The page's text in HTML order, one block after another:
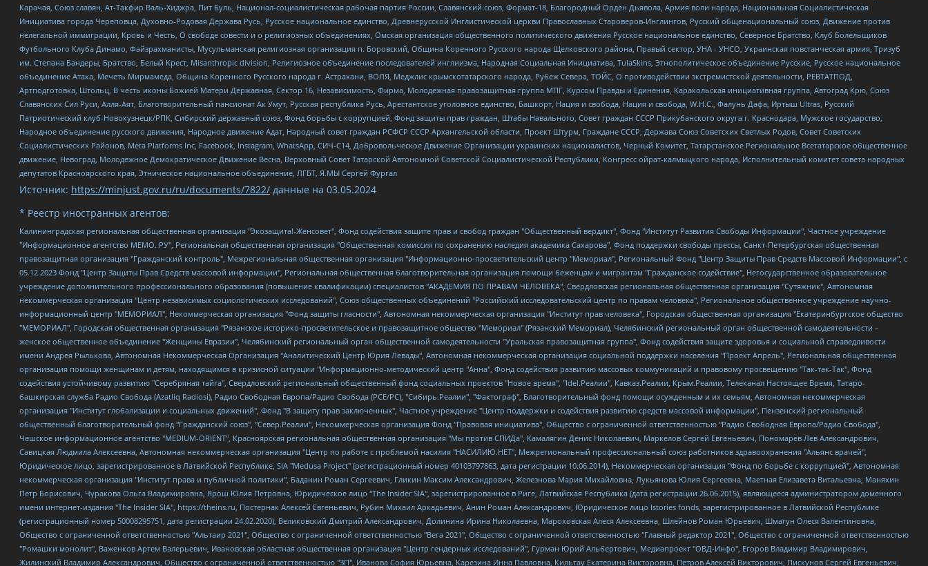
Карачая, Союз славян, Ат-Такфир Валь-Хиджра, Пит Буль, Национал-социалистическая рабочая партия России, Славянский союз, Формат-18, Благородный Орден Дьявола, Армия воли народа, Национальная Социалистическая
Инициатива города Череповца, Духовно-Родовая Держава Русь, Русское национальное единство, Древнерусской Инглистической церкви Православных Староверов-Инглингов, Русский общенациональный союз, Движение против
нелегальной иммиграции, Кровь и Честь, О свободе совести и о религиозных объединениях, Омская организация общественного политического движения Русское национальное единство, Северное Братство, Клуб Болельщиков
Футбольного Клуба Динамо, Файзрахманисты, Мусульманская религиозная организация п. Боровский, Община Коренного Русского народа Щелковского района, Правый сектор, УНА - УНСО, Украинская повстанческая армия, Тризуб
им. Степана Бандеры, Братство, Белый Крест, Misanthropic division, Религиозное объединение последователей инглиизма, Народная Социальная Инициатива, TulaSkins, Этнополитическое объединение Русские, Русское национальное
объединение Атака, Мечеть Мирмамеда, Община Коренного Русского народа г. Астрахани, ВОЛЯ, Меджлис крымскотатарского народа, Рубеж Севера, ТОЙС, О противодействии экстремистской деятельности, РЕВТАТПОД,
Артподготовка, Штольц, В честь иконы Божией Матери Державная, Сектор 16, Независимость, Фирма, Молодежная правозащитная группа МПГ, Курсом Правды и Единения, Каракольская инициативная группа, Автоград Крю, Союз
Славянских Сил Руси, Алля-Аят, Благотворительный пансионат Ак Умут, Русская республика Русь, Арестантское уголовное единство, Башкорт, Нация и свобода, Нация и свобода, W.H.С., Фалунь Дафа, Иртыш Ultras, Русский
Патриотический клуб-Новокузнецк/РПК, Сибирский державный союз, Фонд борьбы с коррупцией, Фонд защиты прав граждан, Штабы Навального, Совет граждан СССР Прикубанского округа г. Краснодара, Мужское государство,
Народное объединение русского движения, Народное движение Адат, Народный совет граждан РСФСР СССР Архангельской области, Проект Штурм, Граждане СССР, Держава Союз Советских Светлых Родов, Совет Советских
Социалистических Районов, Meta Platforms Inc, Facebook, Instagram, WhatsApp, СИЧ-С14, Добровольческое Движение Организации украинских националистов, Черный Комитет, Татарстанское Региональное Всетатарское общественное
движение, Невоград, Молодежное Демократическое Движение Весна, Верховный Совет Татарской Автономной Советской Социалистической Республики, Конгресс ойрат-калмыцкого народа, Исполнительный комитет совета народных
депутатов Красноярского края, Этническое национальное объединение, ЛГБТ, Я.МЫ Сергей Фургал
Источник: https://minjust.gov.ru/ru/documents/7822/ данные на 03.05.2024
* Реестр иностранных агентов:
Калининградская региональная общественная организация "Экозащита!-Женсовет", Фонд содействия защите прав и свобод граждан "Общественный вердикт", Фонд "Институт Развития Свободы Информации", Частное учреждение "Информационное агентство МЕМО. РУ", Региональная общественная организация "Общественная комиссия по сохранению наследия академика Сахарова", Фонд поддержки свободы прессы, Санкт-Петербургская общественная правозащитная организация "Гражданский контроль", Межрегиональная общественная организация "Информационно-просветительский центр "Мемориал", Региональный Фонд "Центр Защиты Прав Средств Массовой Информации", с 05.12.2023 Фонд "Центр Защиты Прав Средств массовой информации", Региональная общественная благотворительная организация помощи беженцам и мигрантам "Гражданское содействие", Негосударственное образовательное учреждение дополнительного профессионального образования (повышение квалификации) специалистов "АКАДЕМИЯ ПО ПРАВАМ ЧЕЛОВЕКА", Свердловская региональная общественная организация "Сутяжник", Автономная некоммерческая организация "Центр независимых социологических исследований", Союз общественных объединений "Российский исследовательский центр по правам человека", Региональное общественное учреждение научно-информационный центр "МЕМОРИАЛ", Некоммерческая организация "Фонд защиты гласности", Автономная некоммерческая организация "Институт прав человека", Городская общественная организация "Екатеринбургское общество "МЕМОРИАЛ", Городская общественная организация "Рязанское историко-просветительское и правозащитное общество "Мемориал" (Рязанский Мемориал), Челябинский региональный орган общественной самодеятельности – женское общественное объединение "Женщины Евразии", Челябинский региональный орган общественной самодеятельности "Уральская правозащитная группа", Фонд содействия защите здоровья и социальной справедливости имени Андрея Рылькова, Автономная Некоммерческая Организация "Аналитический Центр Юрия Левады", Автономная некоммерческая организация социальной поддержки населения "Проект Апрель", Региональная общественная организация помощи женщинам и детям, находящимся в кризисной ситуации "Информационно-методический центр "Анна", Фонд содействия развитию массовых коммуникаций и правовому просвещению "Так-так-Так", Фонд содействия устойчивому развитию "Серебряная тайга", Свердловский региональный общественный фонд социальных проектов "Новое время", "Idel.Реалии", Кавказ.Реалии, Крым.Реалии, Телеканал Настоящее Время, Татаро-башкирская служба Радио Свобода (Azatliq Radiosi), Радио Свободная Европа/Радио Свобода (PCE/PC), "Сибирь.Реалии", "Фактограф", Благотворительный фонд помощи осужденным и их семьям, Автономная некоммерческая организация "Институт глобализации и социальных движений", Фонд "В защиту прав заключенных", Частное учреждение "Центр поддержки и содействия развитию средств массовой информации", Пензенский региональный общественный благотворительный фонд "Гражданский союз", "Север.Реалии", Некоммерческая организация Фонд "Правовая инициатива", Общество с ограниченной ответственностью "Радио Свободная Европа/Радио Свобода", Чешское информационное агентство "MEDIUM-ORIENT", Красноярская региональная общественная организация "Мы против СПИДа", Камалягин Денис Николаевич, Маркелов Сергей Евгеньевич, Пономарев Лев Александрович, Савицкая Людмила Алексеевна, Автономная некоммерческая организация "Центр по работе с проблемой насилия "НАСИЛИЮ.НЕТ", Межрегиональный профессиональный союз работников здравоохранения "Альянс врачей", Юридическое лицо, зарегистрированное в Латвийской Республике, SIA "Medusa Project" (регистрационный номер 40103797863, дата регистрации 10.06.2014), Некоммерческая организация "Фонд по борьбе с коррупцией", Автономная некоммерческая организация "Институт права и публичной политики", Баданин Роман Сергеевич, Гликин Максим Александрович, Железнова Мария Михайловна, Лукьянова Юлия Сергеевна, Маетная Елизавета Витальевна, Маняхин Петр Борисович, Чуракова Ольга Владимировна, Ярош Юлия Петровна, Юридическое лицо "The Insider SIA", зарегистрированное в Риге, Латвийская Республика (дата регистрации 26.06.2015), являющееся администратором доменного имени интернет-издания "The Insider SIA", https://theins.ru, Постернак Алексей Евгеньевич, Рубин Михаил Аркадьевич, Анин Роман Александрович, Юридическое лицо Istories fonds, зарегистрированное в Латвийской Республике (регистрационный номер 50008295751, дата регистрации 24.02.2020), Великовский Дмитрий Александрович, Долинина Ирина Николаевна, Мароховская Алеся Алексеевна, Шлейнов Роман Юрьевич, Шмагун Олеся Валентиновна, Общество с ограниченной ответственностью "Альтаир 2021", Общество с ограниченной ответственностью "Вега 2021", Общество с ограниченной ответственностью "Главный редактор 2021", Общество с ограниченной ответственностью "Ромашки монолит", Важенков Артем Валерьевич, Ивановская областная общественная организация "Центр гендерных исследований", Гурман Юрий Альбертович, Медиапроект "ОВД-Инфо", Егоров Владимир Владимирович, Жилинский Владимир Александрович, Общество с ограниченной ответственностью "ЗП", Иванова София Юрьевна, Карезина Инна Павловна, Кильтау Екатерина Викторовна, Петров Алексей Викторович, Пискунов Сергей Евгеньевич, Смирнов Сергей Сергеевич, Тихонов Михаил Сергеевич, Общество с ограниченной ответственностью "ЖУРНАЛИСТ-ИНОСТРАННЫЙ АГЕНТ", Арапова Галина Юрьевна, Вольтская Татьяна Анатольевна, Американская компания "Mason G.E.S. Anonymous Foundation" (США), являющаяся владельцем интернет-издания https://mnews.world/, Компания "Stichting Bellingcat", зарегистрированная в Нидерландах (дата регистрации 11.07.2018), Захаров Андрей Вячеславович, Клепиковская Екатерина Дмитриевна, Общество с ограниченной ответственностью "МЕМО", Перл Роман Александрович, Симонов Евгений Алексеевич, Соловьева Елена Анатольевна, Сотников Даниил Владимирович, Сурначева Елизавета Дмитриевна, Автономная некоммерческая организация по защите прав человека и информированию населения "Якутия – Наше Мнение", Общество с ограниченной ответственностью "Москоу диджитал медиа", с 26.01.2023 Общество с ограниченной ответственностью "Чайка Белые сады", Ветошкина Валерия Валерьевна, Заговора Максим Александрович, Межрегиональное общественное движение "Российская ЛГБТ - сеть", Оленичев Максим Владимирович, Павлов Иван Юрьевич, Скворцова Елена Сергеевна, Общество с ограниченной ответственностью "Как бы инагент", Кочетков Игорь Викторович, Общество с ограниченной ответственностью "Честные выборы", Еланчик Олег Александрович, Общество с ограниченной ответственностью "Нобелевский призыв", Гималова Регина Эмилевна, Григорьев Андрей Валерьевич, Григорьева Алина Александровна, Ассоциация по содействию защите прав призывников, альтернативнослужащих и военнослужащих "Правозащитная группа "Гражданин.Армия.Право", Хисамова Регина Фаритовна, Автономная некоммерческая организация по реализации социально-правовых программ "Лилит", Дальневосточное общественное движение "Маяк", Санкт-Петербургская ЛГБТ-инициативная группа "Выход", Инициативная группа ЛГБТ+ "Реверс", Алексеев Андрей Викторович, Бекбулатова Таисия Львовна, Беляев Иван Михайлович, Владыкина Елена Сергеевна, Гельман Марат Александрович, Никульшина Вероника Юрьевна, Толоконникова Надежда Андреевна, Шендерович Виктор Анатольевич, Общество с ограниченной ответственностью "Данное сообщение", Общество с ограниченной ответственностью Издательский дом "Новая глава", Айнбиндер Александра Александровна, Московский комьюнити-центр для ЛГБТ+инициатив, Благотворительный фонд развития филантропии, Deutsche Welle (Германия, Kurt-Schumacher-Strasse 3, 53113 Bonn), Борзунова Мария Михайловна, Воробьев Виктор Викторович, Голубева Анна Львовна, Константинова Алла Михайловна, Малкова Ирина Владимировна, Мурадов Мурад Абдулгалимович, Осетинская Елизавета Николаевна, Понасенков Евгений Николаевич, Ганапольский Матвей Юрьевич, Киселев Евгений Алексеевич, Борухович Ирина Григорьевна, Дремин Иван Тимофеевич, Дубровский Дмитрий Викторович, Красноярская региональная общественная организация поддержки и развития альтернативных образовательных технологий и межкультурных коммуникаций "ИНТЕРРА", Маяковская Екатерина Алексеевна, Фейгин Марк Захарович, Филимонов Андрей Викторович, Дзугкоева Регина Николаевна, Доброхотов Роман Александрович, Дудь Юрий Александрович, Елкин Сергей Владимирович, Кругликов Кирилл Игоревич, Сабунаева Мария Леонидовна, Семенов Алексей Владимирович, Шаинян Карен Багратович, Шульман Екатерина Михайловна, Асафьев Артур Валерьевич, Вахштайн Виктор Семенович, Венедиктов Алексей Алексеевич, Лушникова Екатерина Евгеньевна, Волков Леонид Михайлович, Невзоров Александр Глебович, Пархоменко Сергей Борисович, Сироткин Ярослав Николаевич, Кара-Мурза Владимир Владимирович, Баранова Наталья Владимировна, Гозман Леонид Яковлевич, Кагарлицкий Борис Юльевич, Климарев Михаил Валерьевич, Милов Владимир Станиславович, Автономная некоммерческая организация Краснодарский центр современного искусства "Типография", Моргенштерн Алишер Тагирович, Соболь Любовь Эдуардовна, Общество с ограниченной ответственностью "ЛИЗА НОРМ", Каспаров Гарри Кимович, Ходорковский Михаил Борисович, Общество с ограниченной ответственностью "Апрельские тезисы", Данилович Ирина Брониславовна, Кашин Олег Владимирович, Петров Николай Владимирович, Пивоваров Алексей Владимирович, Соколов Михаил Владимирович, Цветкова Юлия Владимировна, Чичваркин Евгений Александрович, Комитет против пыток/Команда против пыток, Общество с ограниченной ответственностью "Первый научный", Общество с ограниченной ответственностью "Вертолет и ко", Белоцерковская Вероника Борисовна, Кац Максим Евгеньевич, Лазарева Татьяна Юрьевна, Шаведдинов Руслан Табризович, Яшин Илья Валерьевич, Общество с ограниченной ответственностью "Иноагент ААВ", Алешковский Дмитрий Петрович, Альбац Евгения Марковна, Быков Дмитрий Львович, Галямина Юлия Евгеньевна, Лойко Сергей Леонидович, Мартынов Кирилл Константинович, Медведев Сергей Александрович, Крашенинников Федор Геннадиевич, Гордеева Катерина Вл